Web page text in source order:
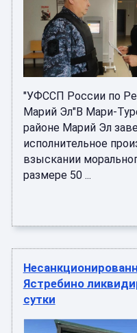
"УФССП России по
Марий Эл"В Мари-
районе Марий Эл
исполнительное
взыскании
размере 50 ...
Ястребино
сутки